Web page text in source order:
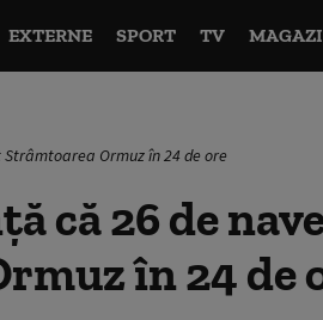
EXTERNE SPORT TV
Ormuz în 24 de ore
că 26 de
în 24 de